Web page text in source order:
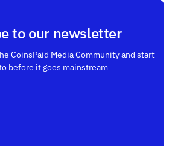
to our newsletter
CoinsPaid Media Community and start
before it goes mainstream